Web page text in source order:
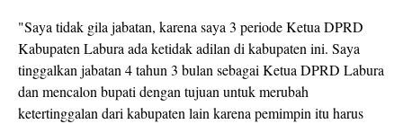
"Saya tidak gila jabatan, karena saya 3 periode Ketua DPRD
Kabupaten Labura ada ketidak adilan di kabupaten ini. Saya
tinggalkan jabatan 4 tahun 3 bulan sebagai Ketua DPRD Labura
dan mencalon bupati dengan tujuan untuk merubah
ketertinggalan dari kabupaten lain karena pemimpin itu harus